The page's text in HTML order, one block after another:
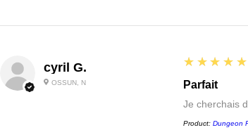
cyril G.
OSSUN, N
5
★★★★★
Parfait
Je cherchais
Product: Dungeon